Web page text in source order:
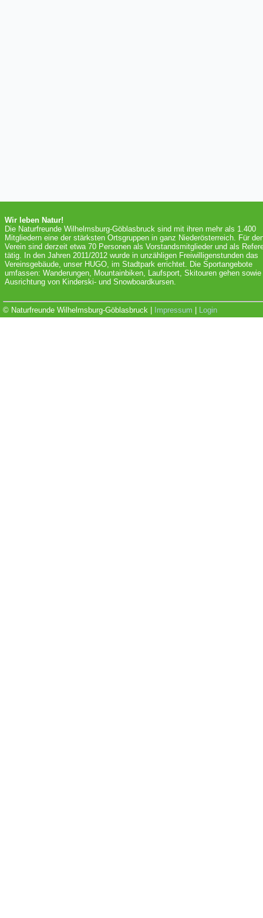
Wir leben Natur!
Die Naturfreunde Wilhelmsburg-Göblasbruck sind mit ihren mehr als 1.400
Mitgliedern eine der stärksten Ortsgruppen in ganz Niederösterreich. Für
Verein sind derzeit etwa 70 Personen als Vorstandsmitglieder und als
tätig. In den Jahren 2011/2012 wurde in unzähligen Freiwilligenstunden das
Vereinsgebäude, unser HUGO, im Stadtpark errichtet. Die Sportangebote
umfassen: Wanderungen, Mountainbiken, Laufsport, Skitouren gehen sowie
Ausrichtung von Kinderski- und Snowboardkursen.
© Naturfreunde Wilhelmsburg-Göblasbruck | Impressum Login